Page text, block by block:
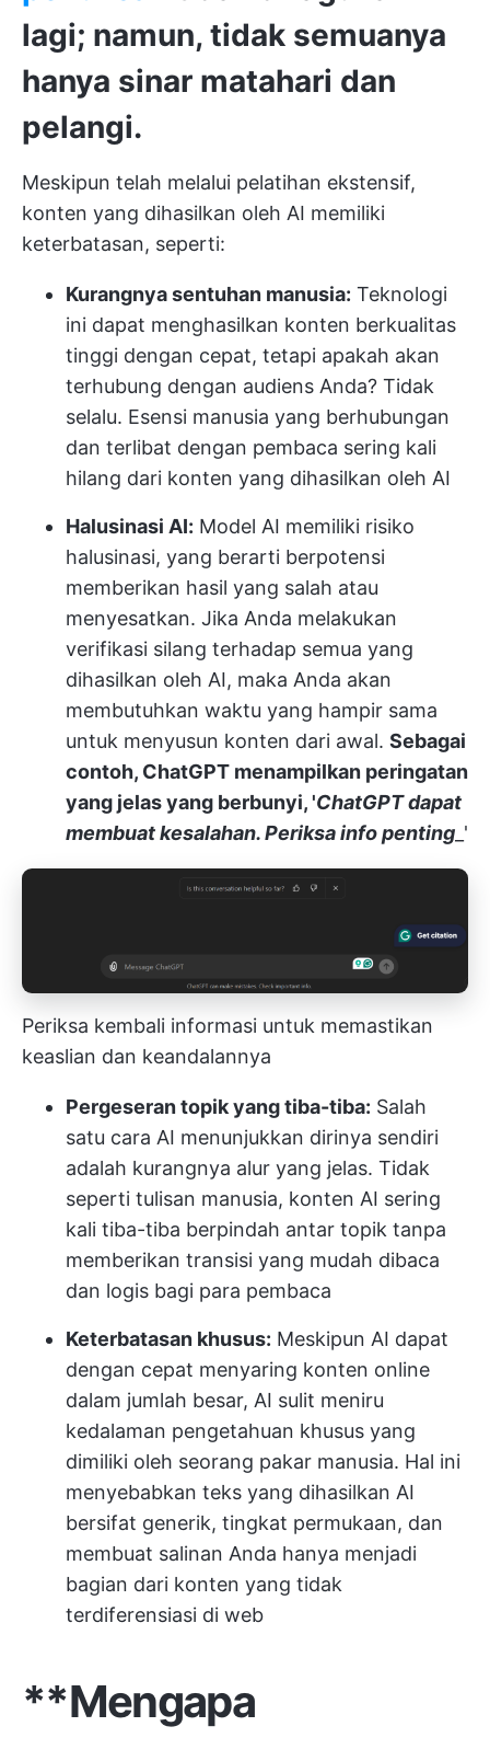
lagi; namun, tidak semuanya
hanya sinar matahari dan
pelangi.
Meskipun telah melalui pelatihan ekstensif,
konten yang dihasilkan oleh AI memiliki
keterbatasan, seperti:
Kurangnya sentuhan manusia: Teknologi
ini dapat menghasilkan konten berkualitas
tinggi dengan cepat, tetapi apakah akan
terhubung dengan audiens Anda? Tidak
selalu. Esensi manusia yang berhubungan
dan terlibat dengan pembaca sering kali
hilang dari konten yang dihasilkan oleh AI
Halusinasi AI: Model AI memiliki risiko
halusinasi, yang berarti berpotensi
memberikan hasil yang salah atau
menyesatkan. Jika Anda melakukan
verifikasi silang terhadap semua yang
dihasilkan oleh AI, maka Anda akan
membutuhkan waktu yang hampir sama
untuk menyusun konten dari awal. Sebagai
contoh, ChatGPT menampilkan peringatan
yang jelas yang berbunyi, 'ChatGPT dapat
membuat kesalahan. Periksa info penting _'
Periksa kembali informasi untuk memastikan
keaslian dan keandalannya
Pergeseran topik yang tiba-tiba: Salah
satu cara AI menunjukkan dirinya sendiri
adalah kurangnya alur yang jelas. Tidak
seperti tulisan manusia, konten AI sering
kali tiba-tiba berpindah antar topik tanpa
memberikan transisi yang mudah dibaca
dan logis bagi para pembaca
Keterbatasan khusus: Meskipun AI dapat
dengan cepat menyaring konten online
dalam jumlah besar, AI sulit meniru
kedalaman pengetahuan khusus yang
dimiliki oleh seorang pakar manusia. Hal ini
menyebabkan teks yang dihasilkan AI
bersifat generik, tingkat permukaan, dan
membuat salinan Anda hanya menjadi
bagian dari konten yang tidak
terdiferensiasi di web
**Mengapa